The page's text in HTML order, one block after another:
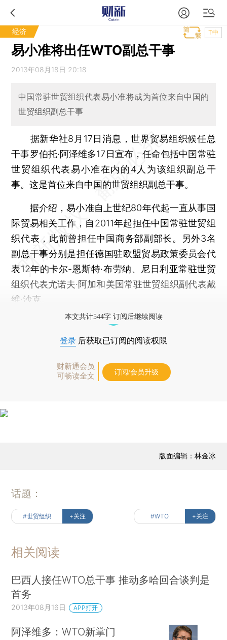
经济 T中
易小准将出任WTO副总干事
2013年08月18日 20:18
中国常驻世贸组织代表易小准将成为首位来自中国的
世贸组织副总干事
据新华社8月17日消息，世界贸易组织候任总
干事罗伯托·阿泽维多17日宣布，任命包括中国常驻
世贸组织代表易小准在内的4人为该组织副总干
事。这是首位来自中国的世贸组织副总干事。
据介绍，易小准自上世纪80年代起一直从事国
际贸易相关工作，自2011年起担任中国常驻世贸组
织代表，此前曾担任中国商务部副部长。另外3名
副总干事分别是担任德国驻欧盟贸易政策委员会代
表12年的卡尔-恩斯特·布劳纳、尼日利亚常驻世贸
组织代表尤诺夫·阿加和美国常驻世贸组织副代表戴
维·沙克。
本文共计544字 订阅后继续阅读
登录 后获取已订阅的阅读权限
财新通会员
可畅读全文
订阅/会员升级
版面编辑：林金冰
话题：
#世贸组织 +关注 #WTO +关注
相关阅读
巴西人接任WTO总干事 推动多哈回合谈判是
首务
2013年08月16日 APP打开
阿泽维多：WTO新掌门